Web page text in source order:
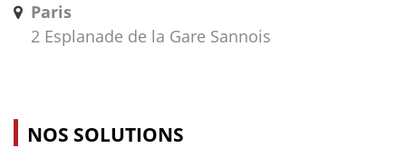
Paris
2 Esplanade de la Gare Sannois
NOS SOLUTIONS